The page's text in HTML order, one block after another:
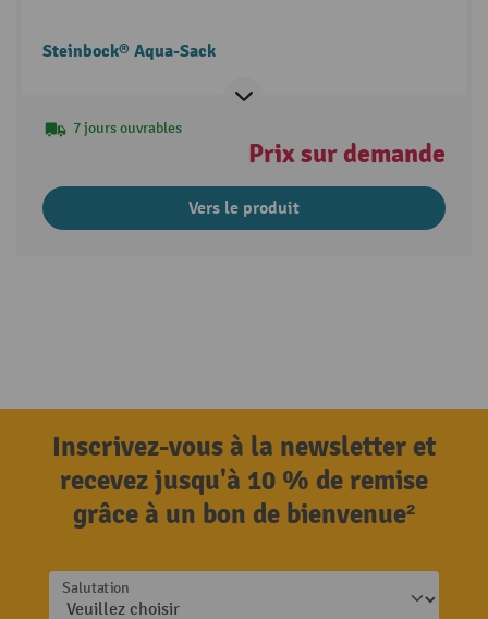
Steinbock® Aqua-Sack
7 jours ouvrables
Prix sur demande
Vers le produit
Inscrivez-vous à la newsletter et
recevez jusqu'à 10 % de remise
grâce à un bon de bienvenue²
Salutation